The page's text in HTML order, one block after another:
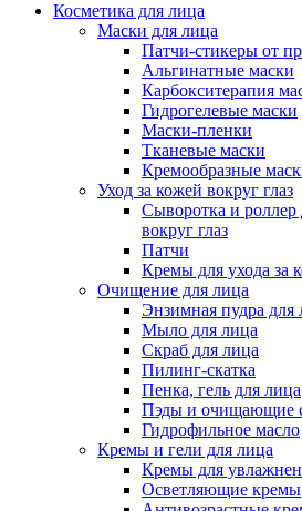
Косметика для лица
Маски для лица
Патчи-стикеры от
Альгинатные маски
Карбокситерапия
Гидрогелевые маски
Маски-пленки
Тканевые маски
Кремообразные
Уход за кожей вокруг глаз
Сыворотка и роллер
вокруг глаз
Патчи
Кремы для ухода за
Очищение для лица
Энзимная пудра для
Мыло для лица
Скраб для лица
Пилинг-скатка
Пенка, гель для лица
Пэды и очищающие
Гидрофильное масло
Кремы и гели для лица
Кремы для
Осветляющие кремы